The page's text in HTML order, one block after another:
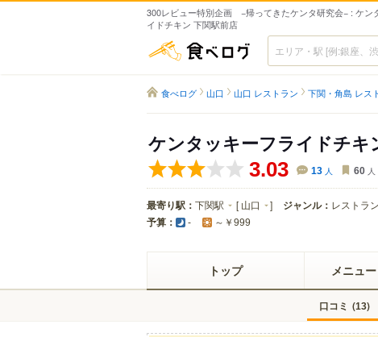
300レビュー特別企画 −帰ってきたケンタ研究会− : ケン
イドチキン 下関駅前店
食べログ
食べログ 山口 山口 レストラン 下関・角島 レス
ケンタッキーフライドチキ
3.03 13 人 60 人
最寄り駅： 下関駅 [ 山口 ] ジャンル： レストラン
予算： - ～￥999
トップ メニュ
口コミ (13)